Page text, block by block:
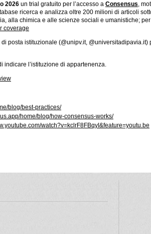
2026 un trial gratuito per l’accesso a Consensus,
ricerca e analizza oltre 200 milioni di articoli
alla chimica e alle scienze sociali e umanistiche;
coverage
posta istituzionale (@unipv.it, @universitadipavia.it)
indicare l’istituzione di appartenenza.
blog/best-practices/
home/blog/how-consensus-works/
com/watch?v=kclrF8FBqyI&feature=youtu.be